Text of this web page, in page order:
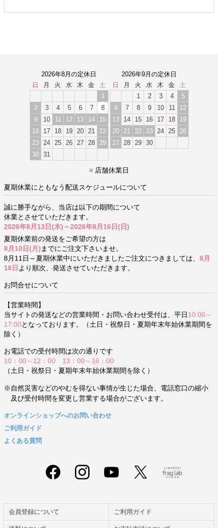
2026年8月の定休日
日
月 火 水 木 金
土
1
2
3 4 5 6 7
8
9
10 11 12 13 14
15
16
17 18 19 20 21
22
23
24 25 26 27 28
29
30 31
2026年9月の定休日
日
月 火 水 木 金
土
1
2 3 4
5
6
7 8 9 10 11
12
13
14 15 16 17 18
19
20
21 22 23 24 25
26
27
28 29 30
■ 店舗休業日
夏期休業にともなう配送スケジュールについて
誠に勝手ながら、当店は以下の期間について
休業とさせていただきます。
2026年8月13日(木)～2026年8月16日(日)
夏期休業前の発送をご希望の方は
8月10日(月) までにご注文下さいませ。
8月11日～夏期休業中にいただきましたご注文につきましては、 8月
18日 より順次、発送させていただきます。
お問合せについて
【営業時間】
当サイトの発送などの営業時間・お問い合わせ受付は、平日 10:00～
17:00となっております。（土日・祝祭日・夏期年末年始休業期間を
除く）
お電話での受付時間は次の通りです
10：00～12：00 13：00～16：00
（土日・祝祭日・夏期年末年始休業期間を除く）
※自然災害などのやむを得ない事情が生じた場合、電話窓口の縮小
及び受付時間を変更し営業する場合がございます。
オンラインショップへのお問い合わせ
ご利用ガイド
よくある質問
会員登録について ご利用ガイド